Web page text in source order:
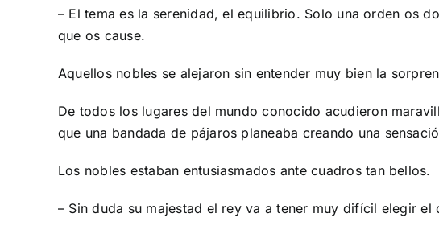
– El tema es la serenidad, el equilibrio. Solo una orden os
que os cause.
Aquellos nobles se alejaron sin entender muy bien la
De todos los lugares del mundo conocido acudieron
que una bandada de pájaros planeaba creando una
Los nobles estaban entusiasmados ante cuadros tan bellos.
– Sin duda su majestad el rey va a tener muy difícil elegir